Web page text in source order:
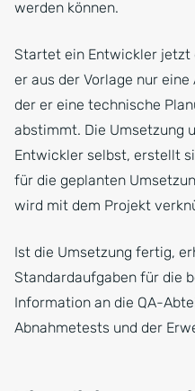
werden können.
Startet ein Entwickler jetzt
er aus der Vorlage nur
der er eine technische
abstimmt. Die Umsetzung
Entwickler selbst, erstellt
für die geplanten
wird mit dem Projekt
Ist die Umsetzung fertig,
Standardaufgaben für die
Information an die QA-
Abnahmetests und der